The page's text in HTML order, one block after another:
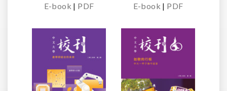
E-book | PDF E-book | PDF